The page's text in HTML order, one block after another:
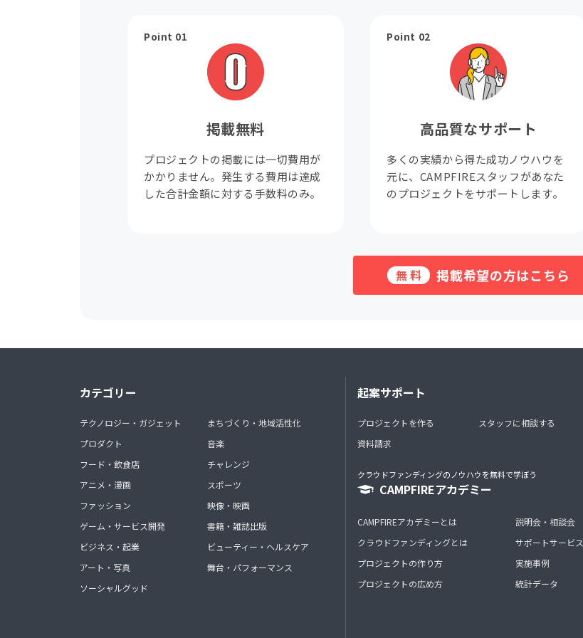
Point 01
掲載無料
プロジェクトの掲載には一切費用が
かかりません。発生する費用は達成
した合計金額に対する手数料のみ。
Point 02
高品質なサポート
多くの実績から得た成功ノウハウを
元に、CAMPFIREスタッフがあなた
のプロジェクトをサポートします。
無料 掲載希望の方はこちら
カテゴリー
テクノロジー・ガジェット
プロダクト
フード・飲食店
アニメ・漫画
ファッション
ゲーム・サービス開発
ビジネス・起業
アート・写真
ソーシャルグッド
まちづくり・地域活性化
音楽
チャレンジ
スポーツ
映像・映画
書籍・雑誌出版
ビューティー・ヘルスケア
舞台・パフォーマンス
起案サポート
プロジェクトを作る
資料請求
スタッフに相談する
クラウドファンディングのノウハウを無料で学ぼう
CAMPFIREアカデミー
CAMPFIREアカデミーとは
クラウドファンディングとは
プロジェクトの作り方
プロジェクトの広め方
説明会・相談会
サポートサービス
実施事例
統計データ